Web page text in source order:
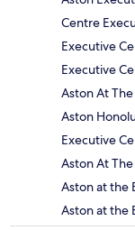
Centre
Executive
Executive
Aston At
Aston
Executive
Aston At
Aston at the
Aston at the